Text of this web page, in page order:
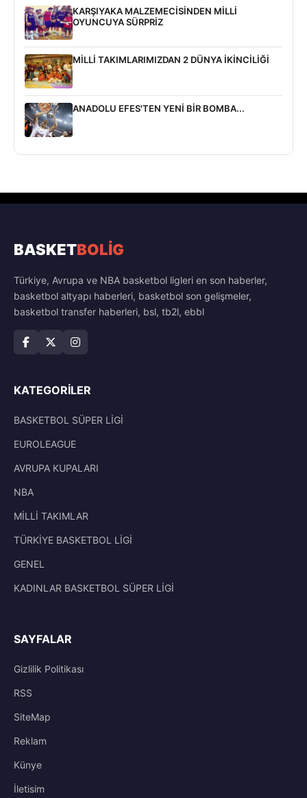
KARŞIYAKA MALZEMECİSİNDEN MİLLİ
OYUNCUYA SÜRPRİZ
MİLLİ TAKIMLARIMIZDAN 2 DÜNYA İKİNCİLİĞİ
ANADOLU EFES'TEN YENİ BİR BOMBA...
BASKETBOLİG
Türkiye, Avrupa ve NBA basketbol ligleri en son haberler,
basketbol altyapı haberleri, basketbol son gelişmeler,
basketbol transfer haberleri, bsl, tb2l, ebbl
KATEGORILER
BASKETBOL SÜPER LİGİ
EUROLEAGUE
AVRUPA KUPALARI
NBA
MİLLİ TAKIMLAR
TÜRKİYE BASKETBOL LİGİ
GENEL
KADINLAR BASKETBOL SÜPER LİGİ
SAYFALAR
Gizlilik Politikası
RSS
SiteMap
Reklam
Künye
İletisim